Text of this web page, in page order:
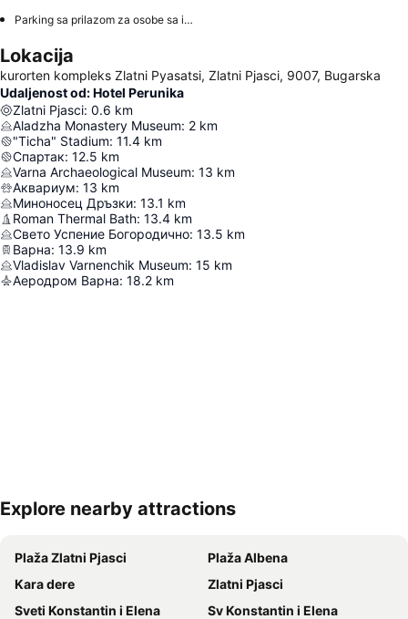
Parking sa prilazom za osobe sa invaliditetom
Lokacija
kurorten kompleks Zlatni Pyasatsi, Zlatni Pjasci, 9007, Bugarska
Udaljenost od: Hotel Perunika
Zlatni Pjasci: 0.6 km
Aladzha Monastery Museum: 2 km
"Ticha" Stadium: 11.4 km
Спартак: 12.5 km
Varna Archaeological Museum: 13 km
Аквариум: 13 km
Миноносец Дръзки: 13.1 km
Roman Thermal Bath: 13.4 km
Свето Успение Богородично: 13.5 km
Варна: 13.9 km
Vladislav Varnenchik Museum: 15 km
Аеродром Варна: 18.2 km
Explore nearby attractions
Plaža Zlatni Pjasci
Plaža Albena
Kara dere
Zlatni Pjasci
Sveti Konstantin i Elena
Sv Konstantin i Elena